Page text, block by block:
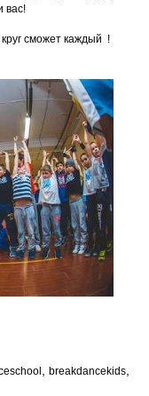
вас!
сможет каждый !
breakdancekids